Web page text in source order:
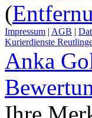
(
Impressum | AGB |
Kurierdienste
Anka